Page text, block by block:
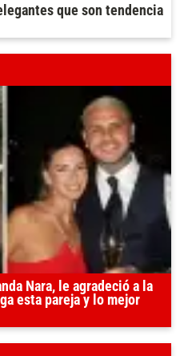
que son tendencia
Nara, le agradeció a la
esta pareja y lo mejor